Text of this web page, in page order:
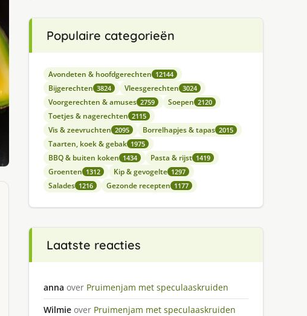
Populaire categorieën
Avondeten & hoofdgerechten 12144
Bijgerechten 3824 Vleesgerechten 3024
Voorgerechten & amuses 2759 Soepen 2120
Toetjes & nagerechten 2115
Vis & zeevruchten 2095 Borrelhapjes & tapas 2015
Taarten, koek & gebak 1975
BBQ & buiten koken 1434 Pasta & rijst 1419
Groenten 1312 Kip & gevogelte 1297
Salades 1216 Gezonde recepten 1177
Laatste reacties
anna over Pruimenjam met speculaaskruiden
Wilmie over Pruimenjam met speculaaskruiden